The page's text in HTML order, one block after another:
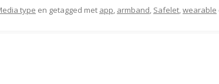
type en getagged met app, armband, Safelet,wearable